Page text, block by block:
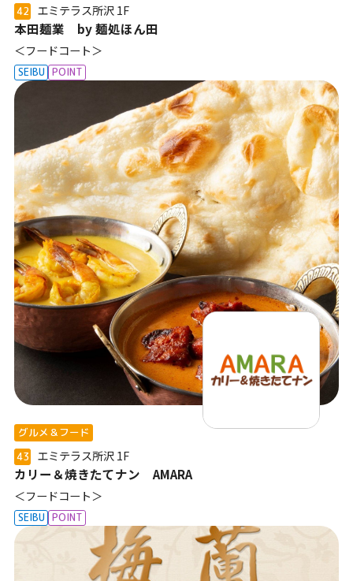
42
エミテラス所沢 1F
本田麺業 by 麺処ほん田
＜フードコート＞
SEIBU POINT
グルメ＆フード
43
エミテラス所沢 1F
カリー＆焼きたてナン AMARA
＜フードコート＞
SEIBU POINT